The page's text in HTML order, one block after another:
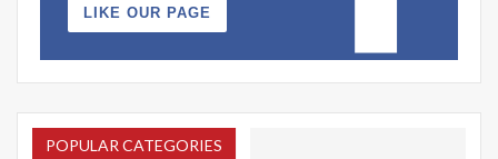
LIKE OUR PAGE
POPULAR CATEGORIES